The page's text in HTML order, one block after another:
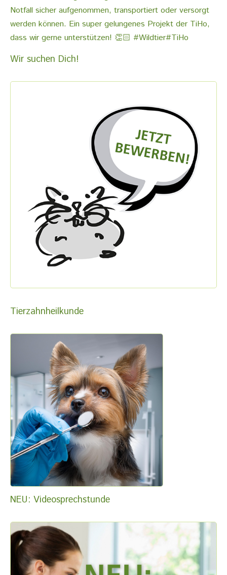
Wir suchen Dich!
Tierzahnheilkunde
NEU: Videosprechstunde